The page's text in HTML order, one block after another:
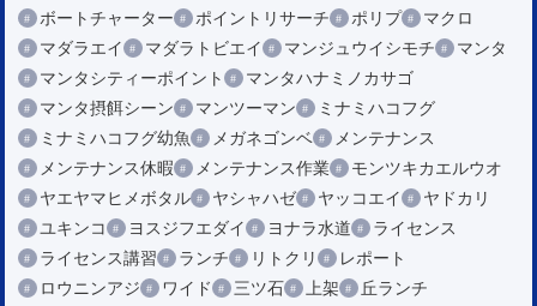
ボートチャーター
ポイントリサーチ ポリプ
マクロ
マダラエイ
マダラトビエイ マンジュウイシモチ
マンタ
マンタシティーポイント
マンタハナミノカサゴ
マンタ摂餌シーン
マンツーマン
ミナミハコフグ
ミナミハコフグ幼魚
メガネゴンベ
メンテナンス
メンテナンス休暇
メンテナンス作業
モンツキカエルウオ
ヤエヤマヒメボタル
ヤシャハゼ ヤッコエイ
ヤドカリ
ユキンコ
ヨスジフエダイ ヨナラ水道
ライセンス
ライセンス講習
ランチ リトクリ
レポート
ロウニンアジ
ワイド 三ツ石 上架
丘ランチ